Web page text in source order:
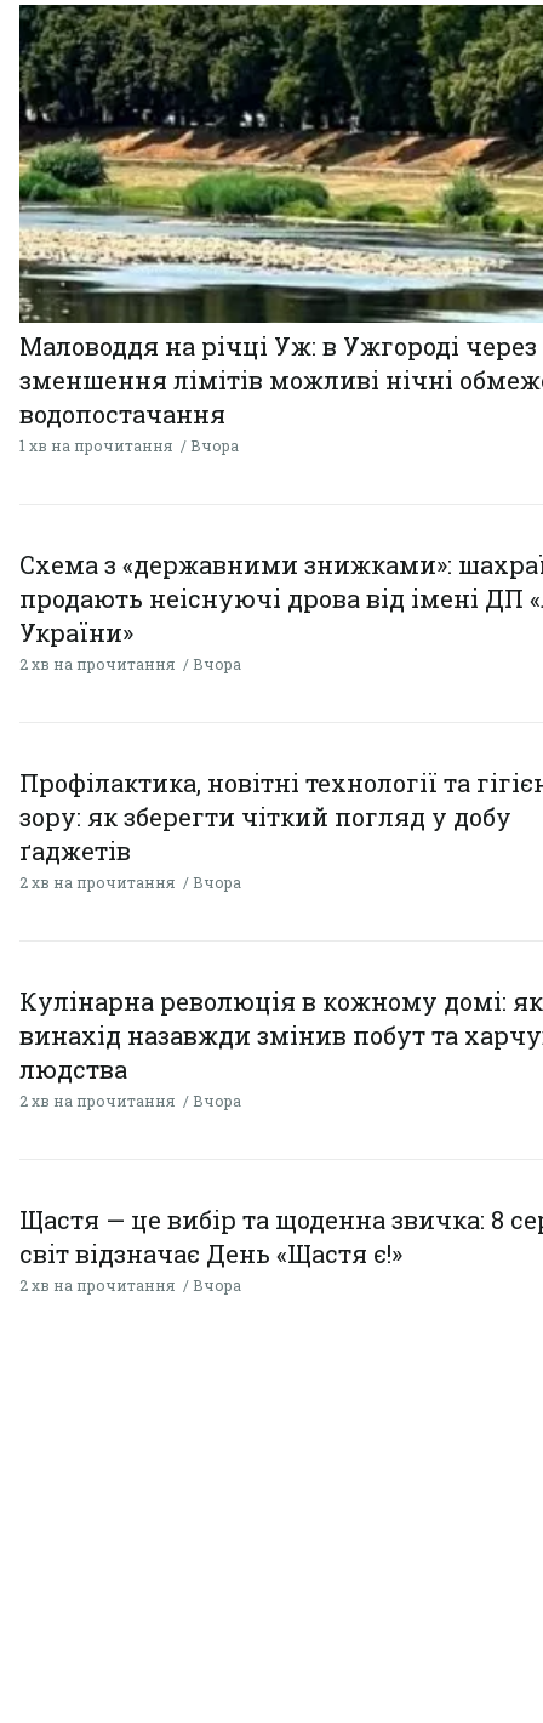
Маловоддя на річці Уж: в Ужгороді через
зменшення лімітів можливі нічні
водопостачання
1 хв на прочитання Вчора
Схема з «державними знижками»:
продають неіснуючі дрова від імені ДП
України»
2 хв на прочитання Вчора
Профілактика, новітні технології та
зору: як зберегти чіткий погляд у добу
ґаджетів
2 хв на прочитання Вчора
Кулінарна революція в кожному домі:
винахід назавжди змінив побут та
людства
2 хв на прочитання Вчора
Щастя — це вибір та щоденна звичка: 8
світ відзначає День «Щастя є!»
2 хв на прочитання Вчора